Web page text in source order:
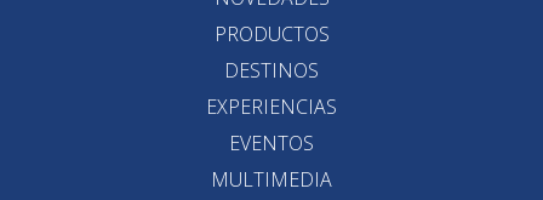
PRODUCTOS
DESTINOS
EXPERIENCIAS
EVENTOS
MULTIMEDIA